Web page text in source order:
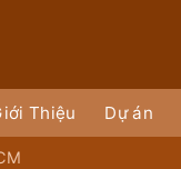
Thiệu Dự án